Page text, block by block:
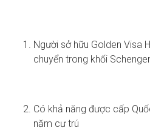
Người sở hữu Golden Visa
chuyển trong khối
Có khả năng được cấp
năm cư trú